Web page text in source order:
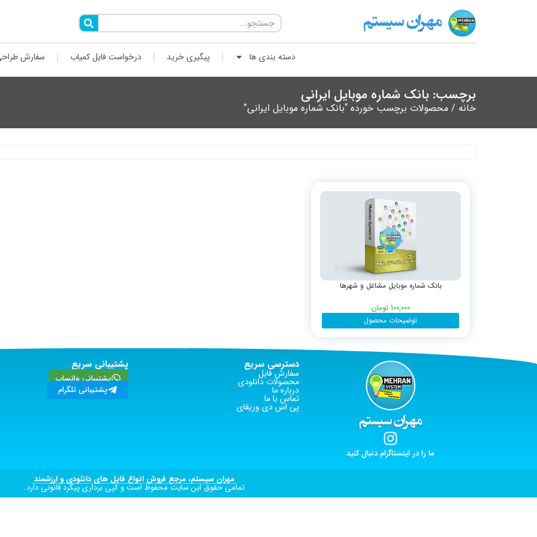
دسته بندی ها پیگیری خرید درخواست فایل کمیاب سفارش
برچسب: بانک شماره موبایل ایرانی
خانه / محصولات برچسب خورده “بانک شماره موبایل ایرانی”
بانک شماره موبایل مشاغل و شهرها
100,000 تومان
توضیحات محصول
ما را در اینستاگرام دنبال کنید
دسترسی سریع
سفارش فایل
محصولات دانلودی
درباره ما
تماس با ما
پی اس دی وریفای
پشتیبانی سریع
پشتیبانی واتساپ
پشتیبانی تلگرام
مهران سیستم، مرجع فروش انواع فایل های دانلودی و ارزشمند
تمامی حقوق این سایت محفوظ است و کپی برداری پیگرد قانونی دارد.